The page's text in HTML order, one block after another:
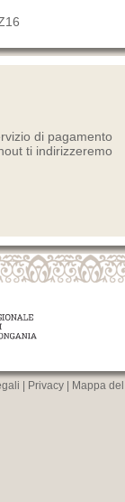
di pagamento
ti indirizzeremo
Privacy Mappa